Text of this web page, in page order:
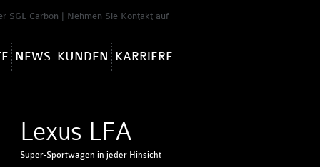
SGL Carbon Nehmen Sie Kontakt auf
NEWS KUNDEN KARRIERE
Lexus LFA
Super-Sportwagen in jeder Hinsicht